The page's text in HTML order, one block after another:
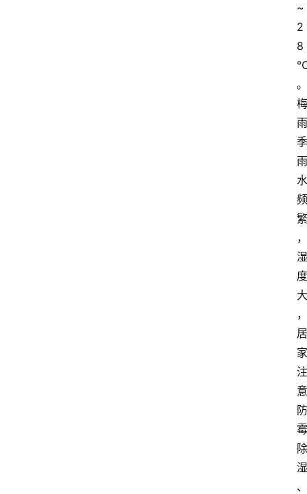
~
2
8
。
梅
雨
季
雨
水
频
繁
，
湿
度
大
，
居
家
注
意
防
霉
除
湿
、